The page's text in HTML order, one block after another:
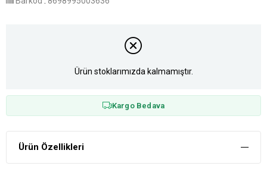
Ürün stoklarımızda kalmamıştır.
Kargo Bedava
Ürün Özellikleri